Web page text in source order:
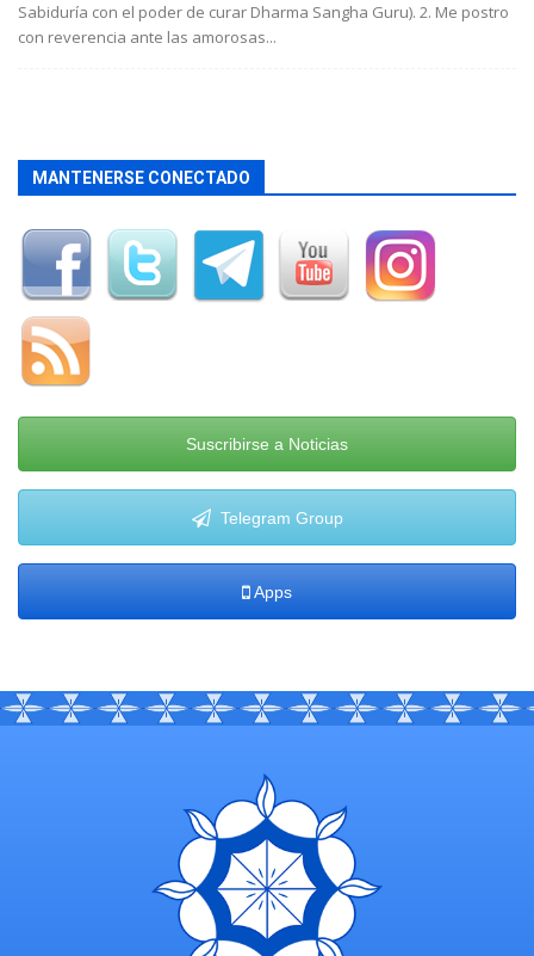
Sabiduría con el poder de curar Dharma Sangha Guru). 2. Me postro
con reverencia ante las amorosas...
MANTENERSE CONECTADO
Suscribirse a Noticias
Telegram Group
Apps